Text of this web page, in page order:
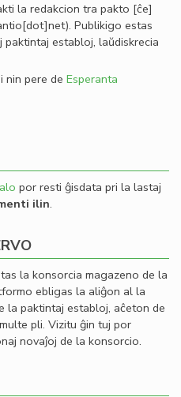
la redakcion tra pakto [ĉe]
. Publikigo estas
establoj, laŭdiskrecia
nin pere de Esperanta
por resti ĝisdata pri la lastaj
ilin.
la konsorcia magazeno de la
ebligas la aliĝon al la
la paktintaj establoj, aĉeton de
pli. Vizitu ĝin tuj por
novaĵoj de la konsorcio.